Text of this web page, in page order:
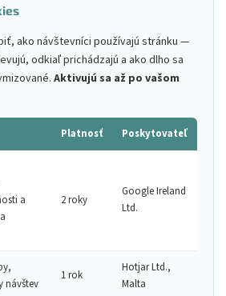
ako návštevníci používajú stránku —
odkiaľ prichádzajú a ako dlho sa
Aktivujú sa až po vašom
Platnosť Poskytovateľ
a
2 roky
Google Ireland
Ltd.
návštev
1 rok
Hotjar Ltd.,
Malta